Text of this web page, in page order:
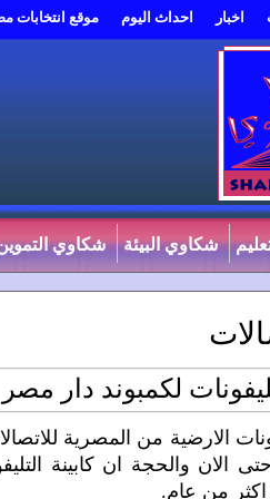
اخبار احداث اليوم موقع انتخابات
شكاوي البيئة شكاوي
لكمبوند دار
الارضية من المصرية
الان والحجة ان كابينة
اكثر من عام.